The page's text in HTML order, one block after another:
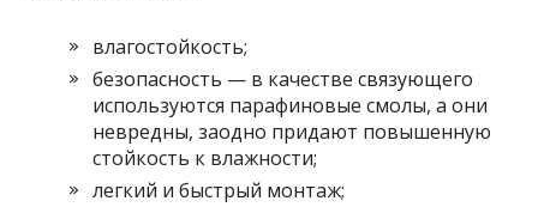
влагостойкость;
безопасность — в качестве связующего
используются парафиновые смолы, а они
невредны, заодно придают повышенную
стойкость к влажности;
легкий и быстрый монтаж;